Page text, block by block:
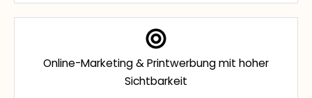
Online-Marketing & Printwerbung mit hoher
Sichtbarkeit